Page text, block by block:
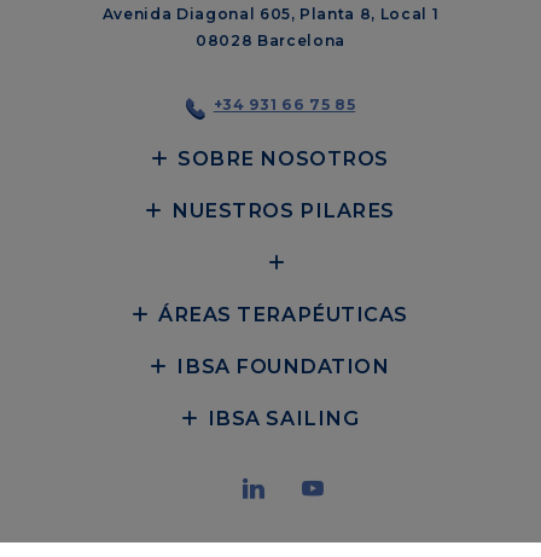
Avenida Diagonal 605, Planta 8, Local 1
08028 Barcelona
+34 931 66 75 85
SOBRE NOSOTROS
NUESTROS PILARES
ÁREAS TERAPÉUTICAS
IBSA FOUNDATION
IBSA SAILING